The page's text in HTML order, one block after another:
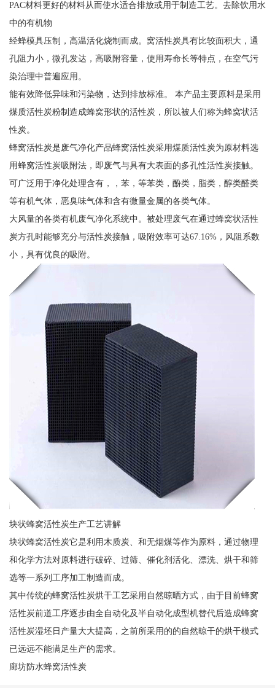
PAC材料更好的材料从而使水适合排放或用于制造工艺。去除饮用水
中的有机物
经蜂模具压制，高温活化烧制而成。窝活性炭具有比较面积大，通
孔阻力小，微孔发达，高吸附容量，使用寿命长等特点，在空气污
染治理中普遍应用。
能有效降低异味和污染物，达到排放标准。 本产品主要原料是采用
煤质活性炭粉制造成蜂窝形状的活性炭，所以被人们称为蜂窝状活
性炭。
蜂窝活性炭是废气净化产品蜂窝活性炭采用煤质活性炭为原材料选
用蜂窝活性炭吸附法，即废气与具有大表面的多孔性活性炭接触。
可广泛用于净化处理含有，，苯，等苯类，酚类，脂类，醇类醛类
等有机气体，恶臭味气体和含有微量金属的各类气体。
大风量的各类有机废气净化系统中。被处理废气在通过蜂窝状活性
炭方孔时能够充分与活性炭接触，吸附效率可达67.16%，风阻系数
小，具有优良的吸附。
块状蜂窝活性炭生产工艺讲解
块状蜂窝活性炭它是利用木质炭、和无烟煤等作为原料，通过物理
和化学方法对原料进行破碎、过筛、催化剂活化、漂洗、烘干和筛
选等一系列工序加工制造而成。
其中传统的蜂窝活性炭烘干工艺采用自然晾晒方式，由于目前蜂窝
活性炭前道工序逐步由全自动化及半自动化成型机替代后造成蜂窝
活性炭湿坯日产量大大提高，之前所采用的的自然晾干的烘干模式
已远远不能满足生产的需求。
廊坊防水蜂窝活性炭